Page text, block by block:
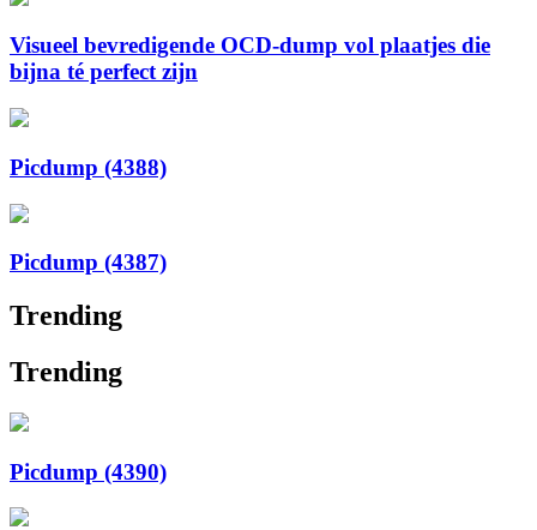
Visueel bevredigende OCD-dump vol plaatjes die
bijna té perfect zijn
Picdump (4388)
Picdump (4387)
Trending
Trending
Picdump (4390)